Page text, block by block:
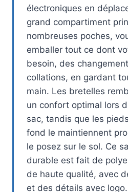
électroniques en
grand compartiment
nombreuses poches,
emballer tout ce dont
besoin, des
collations, en gardant
main. Les bretelles
un confort optimal lors
sac, tandis que les
fond le maintiennent
le posez sur le sol. Ce
durable est fait de
de haute qualité, avec
et des détails avec